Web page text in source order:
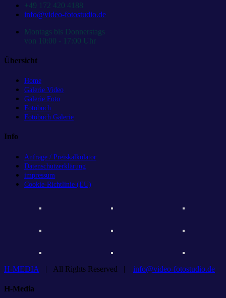
+49 172 420 4188
info@video-fotostudio.de
Montags bis Donnerstags
von 10:00 - 17:00 Uhr
Übersicht
Home
Galerie Video
Galerie Foto
Fotobuch
Fotobuch Galerie
Info
Anfrage / Preiskalkulator
Datenschutzerklärung
impressum
Cookie-Richtlinie (EU)
H-MEDIA | All Rights Reserved | info@video-fotostudio.de
Toggle
H-Media